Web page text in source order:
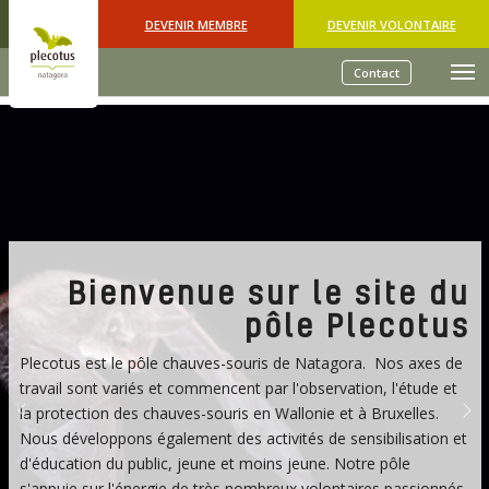
DEVENIR MEMBRE DEVENIR VOLONTAIRE
Contact
Bienvenue sur le site du
pôle Plecotus
Plecotus est le pôle chauves-souris de Natagora. Nos axes de
travail sont variés et commencent par l'observation, l'étude et
la protection des chauves-souris en Wallonie et à Bruxelles.
Nous développons également des activités de sensibilisation et
d'éducation du public, jeune et moins jeune. Notre pôle
Previous